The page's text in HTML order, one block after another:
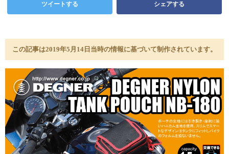
ツイートする シェアする
この記事は2019年5月14日当時の情報に基づいて制作されています。